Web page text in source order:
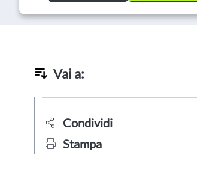
Vai a:
Condividi
Stampa